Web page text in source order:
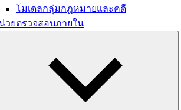
โมเดลกลุ่มกฎหมายและคดี
วยตรวจสอบภายใน